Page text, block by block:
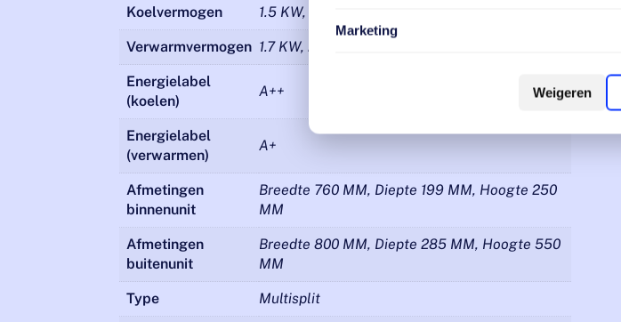
Koelvermogen 1.5 KW, 2.0 KW, 2.5 KW, 3.5 KW, 5.0 KW
Verwarmvermogen 1.7 KW, 2.3 KW, 3.2 KW, 4.0 KW, 5.5 KW
Energielabel
(koelen)
A++
Energielabel
(verwarmen)
A+
Afmetingen
binnenunit
Breedte 760 MM, Diepte 199 MM, Hoogte 250
MM
Afmetingen
buitenunit
Breedte 800 MM, Diepte 285 MM, Hoogte 550
MM
Type Multisplit
Marketing
Weigeren